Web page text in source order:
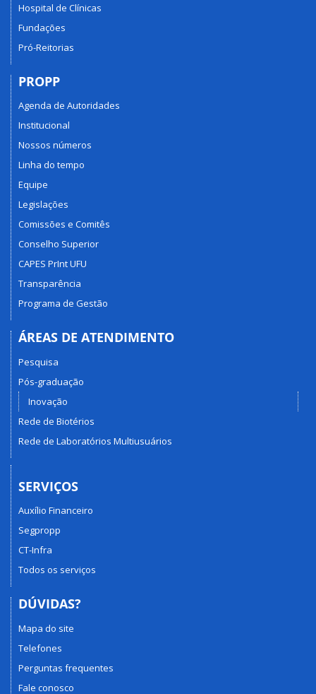
Hospital de Clínicas
Fundações
Pró-Reitorias
PROPP
Agenda de Autoridades
Institucional
Nossos números
Linha do tempo
Equipe
Legislações
Comissões e Comitês
Conselho Superior
CAPES PrInt UFU
Transparência
Programa de Gestão
ÁREAS DE ATENDIMENTO
Pesquisa
Pós-graduação
Inovação
Rede de Biotérios
Rede de Laboratórios Multiusuários
SERVIÇOS
Auxílio Financeiro
Segpropp
CT-Infra
Todos os serviços
DÚVIDAS?
Mapa do site
Telefones
Perguntas frequentes
Fale conosco